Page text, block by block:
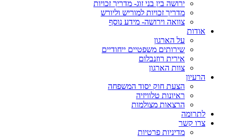
ירושה בין בני זוג- מדריך זכויות
מדריך זכויות למוריש וליורש
צוואה וירושה- מידע נוסף
אודות
על הארגון
שירותים משפטיים ייחודיים
אירית רוזנבלום
צוות הארגון
הרעיון
הצעת חוק יסוד המשפחה
ראיונות טלוויזיה
הרצאות מצולמות
לתרומה
צרו קשר
מדיניות פרטיות